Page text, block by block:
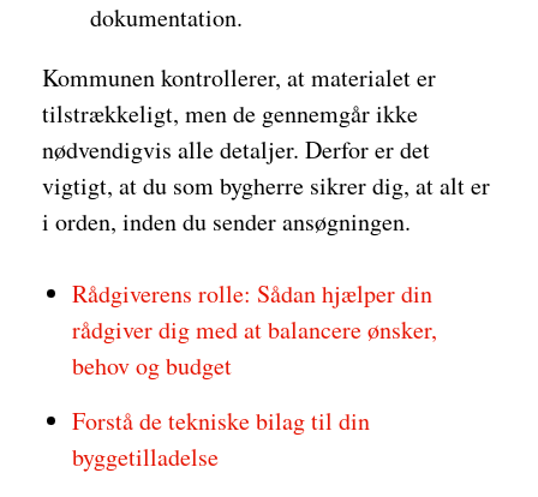
dokumentation.
Kommunen kontrollerer, at materialet er
tilstrækkeligt, men de gennemgår ikke
nødvendigvis alle detaljer. Derfor er det
vigtigt, at du som bygherre sikrer dig, at alt er
i orden, inden du sender ansøgningen.
Rådgiverens rolle: Sådan hjælper din
rådgiver dig med at balancere ønsker,
behov og budget
Forstå de tekniske bilag til din
byggetilladelse